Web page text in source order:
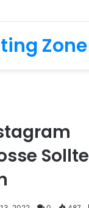
Zone
Sollte